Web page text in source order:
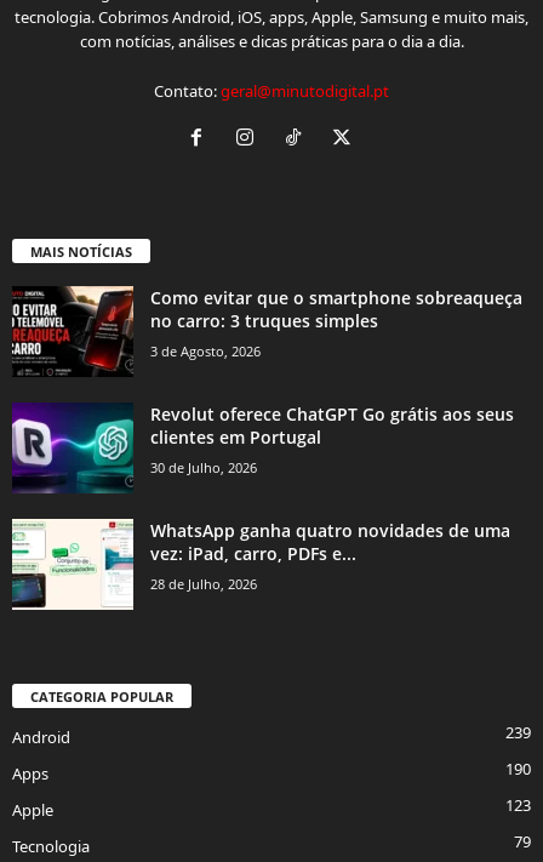
tecnologia. Cobrimos Android, iOS, apps, Apple, Samsung e muito mais,
com notícias, análises e dicas práticas para o dia a dia.
Contato:geral@minutodigital.pt
MAIS NOTÍCIAS
Como evitar que o smartphone sobreaqueça
no carro: 3 truques simples
3 de Agosto, 2026
Revolut oferece ChatGPT Go grátis aos seus
clientes em Portugal
30 de Julho, 2026
WhatsApp ganha quatro novidades de uma
vez: iPad, carro, PDFs e...
28 de Julho, 2026
CATEGORIA POPULAR
Android
239
Apps
190
Apple
123
Tecnologia
79